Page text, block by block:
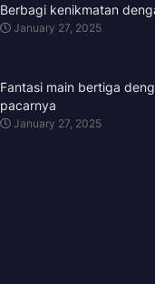
Berbagi kenikmatan
January 27, 2025
Fantasi main bertiga
pacarnya
January 27, 2025